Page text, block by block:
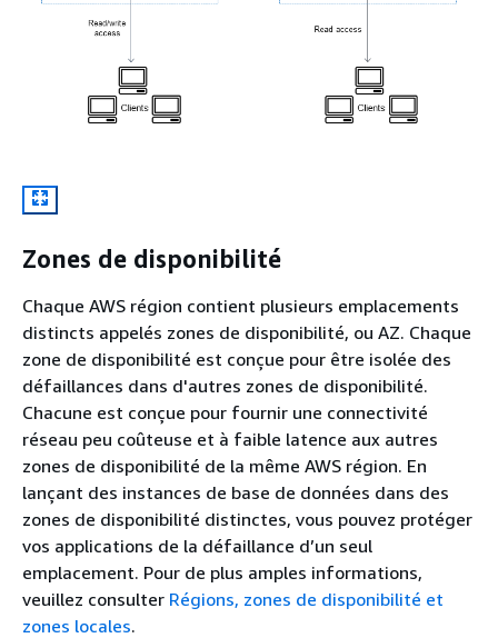
Zones de disponibilité
Chaque AWS région contient plusieurs emplacements
distincts appelés zones de disponibilité, ou AZ. Chaque
zone de disponibilité est conçue pour être isolée des
défaillances dans d'autres zones de disponibilité.
Chacune est conçue pour fournir une connectivité
réseau peu coûteuse et à faible latence aux autres
zones de disponibilité de la même AWS région. En
lançant des instances de base de données dans des
zones de disponibilité distinctes, vous pouvez protéger
vos applications de la défaillance d’un seul
emplacement. Pour de plus amples informations,
veuillez consulter Régions, zones de disponibilité et
zones locales.